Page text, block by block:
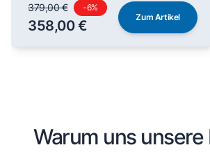
379,00 € -6%
358,00 €
Zum Artikel
Warum uns unsere